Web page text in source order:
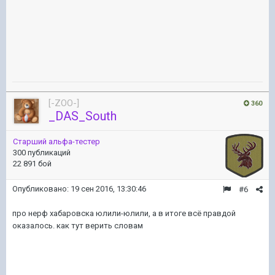
360
[-ZOO-]
_DAS_South
Старший альфа-тестер
300 публикаций
22 891 бой
#6
Опубликовано: 19 сен 2016, 13:30:46
про нерф хабаровска юлили-юлили, а в итоге всё правдой
оказалось. как тут верить словам